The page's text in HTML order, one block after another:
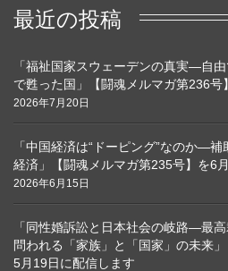
最近の投稿
「福祉国家スウェーデンの真実―自
で甦った国」【闘魂メルマガ第236
2026年7月20日
「中国経済は“ドーピング”なのか―
経済」【闘魂メルマガ第235号】を6
2026年6月15日
「同性婚訴訟と日本社会の岐路―最
問われる「家族」と「国家」の未来
5月19日に配信します